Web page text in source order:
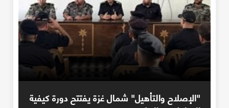
"الإصلاح والتأهيل" شمال غزة يفتتح دورة كيفية